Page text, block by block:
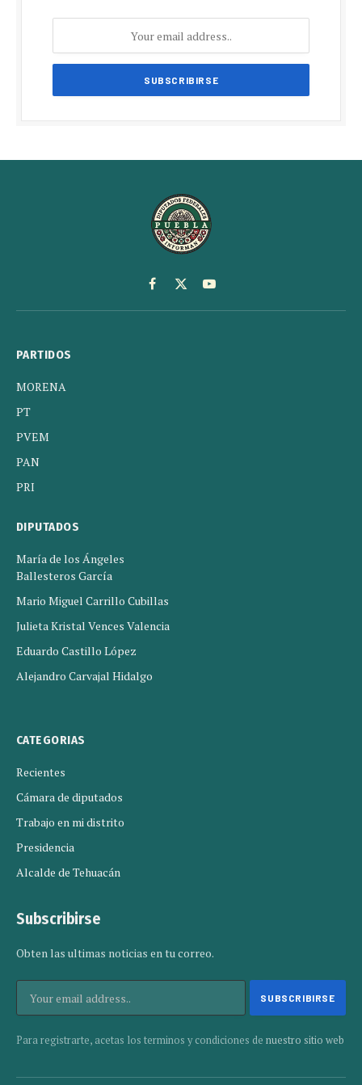
Facebook
X
(Twitter)
YouTube
PARTIDOS
MORENA
PT
PVEM
PAN
PRI
DIPUTADOS
María de los Ángeles
Ballesteros García
Mario Miguel Carrillo Cubillas
Julieta Kristal Vences Valencia
Eduardo Castillo López
Alejandro Carvajal Hidalgo
CATEGORIAS
Recientes
Cámara de diputados
Trabajo en mi distrito
Presidencia
Alcalde de Tehuacán
Subscribirse
Obten las ultimas noticias en tu correo.
Para registrarte, acetas los terminos y condiciones de nuestro sitio web